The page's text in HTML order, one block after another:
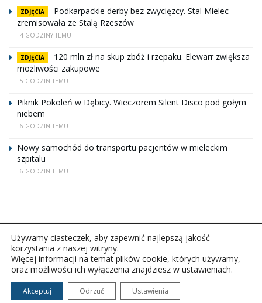
ZDJĘCIA
Podkarpackie derby bez zwycięzcy. Stal Mielec
zremisowała ze Stalą Rzeszów
4 GODZINY TEMU
ZDJĘCIA
120 mln zł na skup zbóż i rzepaku. Elewarr zwiększa
możliwości zakupowe
5 GODZIN TEMU
Piknik Pokoleń w Dębicy. Wieczorem Silent Disco pod gołym
niebem
6 GODZIN TEMU
Nowy samochód do transportu pacjentów w mieleckim
szpitalu
6 GODZIN TEMU
Copyright © 2026Polskie Radio Rzeszów S.A. w likwidacj.
Wszelkie prawa zastrzeżone.
Używamy ciasteczek, aby zapewnić najlepszą jakość
korzystania z naszej witryny.
Więcej informacji na temat plików cookie, których używamy,
oraz możliwości ich wyłączenia znajdziesz w ustawieniach.
Akceptuj Odrzuć Ustawienia